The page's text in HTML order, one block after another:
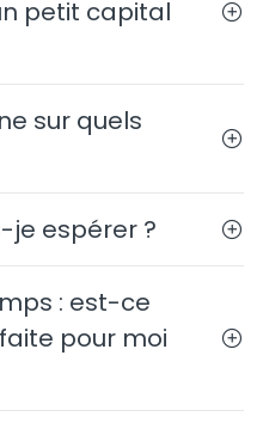
petit capital
sur quels
je espérer ?
: est-ce
pour moi